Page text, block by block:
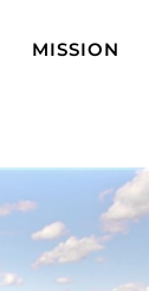
MISSION